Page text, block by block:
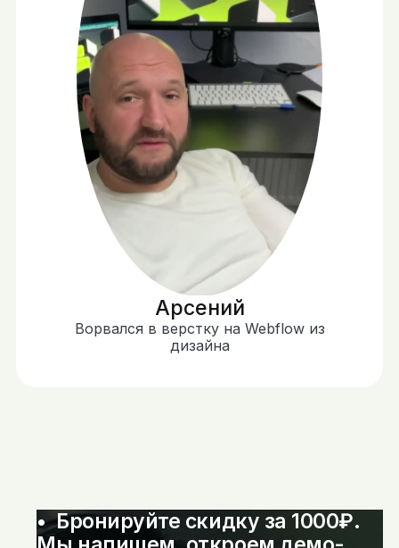
Арсений
Ворвался в верстку на Webflow из
дизайна
•  Бронируйте скидку за 1000₽.